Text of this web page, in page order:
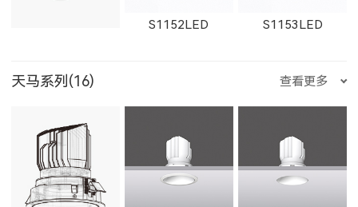
处女座 天秤座 天蝎座
W11162LED-S
8906LED 5906LED
S1152LED S1153LED
S1151LED 21151LED 51151LED
天马系列(16) 查看更多